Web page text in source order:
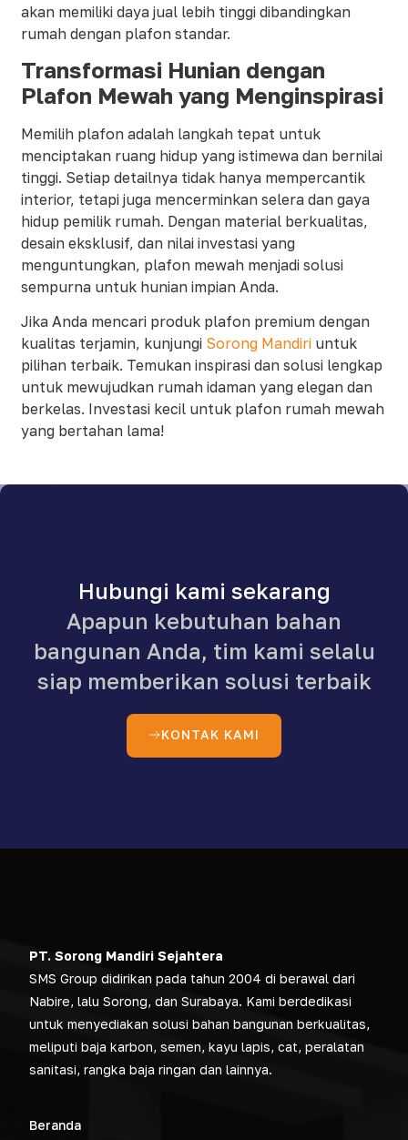
akan memiliki daya jual lebih tinggi dibandingkan
rumah dengan plafon standar.
Transformasi Hunian dengan
Plafon Mewah yang Menginspirasi
Memilih plafon adalah langkah tepat untuk
menciptakan ruang hidup yang istimewa dan bernilai
tinggi. Setiap detailnya tidak hanya mempercantik
interior, tetapi juga mencerminkan selera dan gaya
hidup pemilik rumah. Dengan material berkualitas,
desain eksklusif, dan nilai investasi yang
menguntungkan, plafon mewah menjadi solusi
sempurna untuk hunian impian Anda.
Jika Anda mencari produk plafon premium dengan
kualitas terjamin, kunjungi Sorong Mandiri untuk
pilihan terbaik. Temukan inspirasi dan solusi lengkap
untuk mewujudkan rumah idaman yang elegan dan
berkelas. Investasi kecil untuk plafon rumah mewah
yang bertahan lama!
Hubungi kami sekarang
Apapun kebutuhan bahan
bangunan Anda, tim kami selalu
siap memberikan solusi terbaik
KONTAK KAMI
PT. Sorong Mandiri Sejahtera
SMS Group didirikan pada tahun 2004 di berawal dari
Nabire, lalu Sorong, dan Surabaya. Kami berdedikasi
untuk menyediakan solusi bahan bangunan berkualitas,
meliputi baja karbon, semen, kayu lapis, cat, peralatan
sanitasi, rangka baja ringan dan lainnya.
Beranda